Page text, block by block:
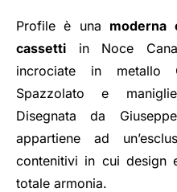
Profile è una moderna
cassetti in Noce
incrociate in metallo
Spazzolato e
Disegnata da
appartiene ad
contenitivi in cui design
totale armonia.